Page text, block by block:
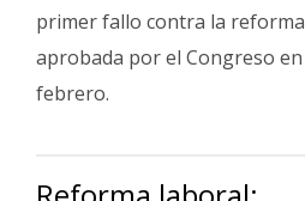
primer fallo contra la reforma
aprobada por el Congreso en
febrero.